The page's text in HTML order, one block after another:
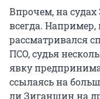
Впрочем, на
всегда. Например,
рассматривался
ПСО, судья
явку
ссылаясь на
ли Зиганшин на